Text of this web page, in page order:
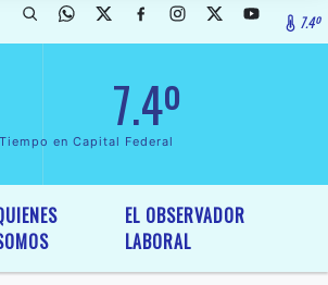
por Ordenanza NÂº 6236/19 del 7.4º
7.4º
en Capital Federal
EL OBSERVADOR
LABORAL